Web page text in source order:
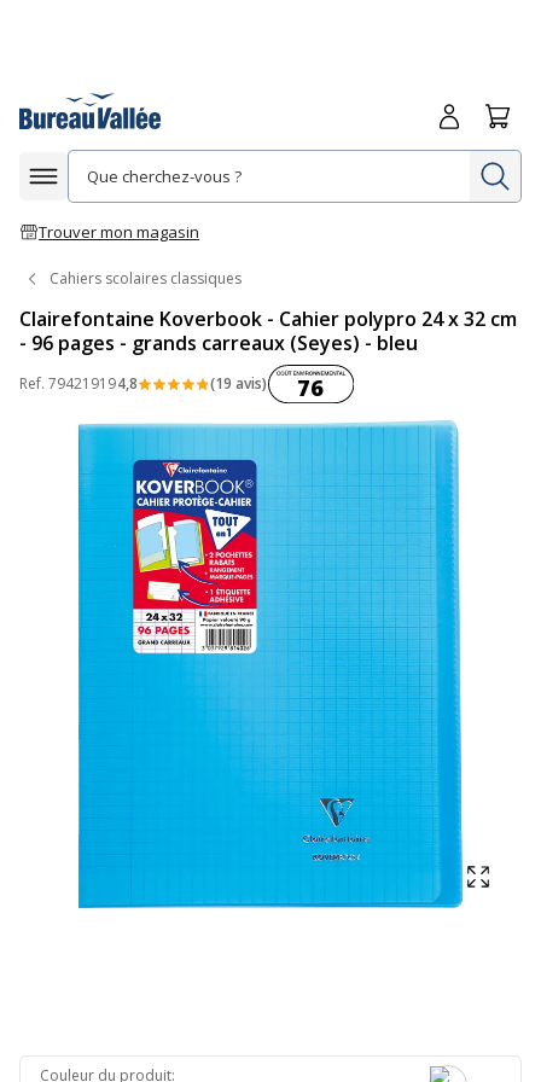
Afficher la navigation
Trouver mon magasin
Me
Cahiers scolaires classiques
Clairefontaine Koverbook - Cahier polypro 24 x 32 cm
- 96 pages - grands carreaux (Seyes) - bleu
Ref. 794219194,8 (19 avis)Coût environnemental :
76
Couleur du produit: